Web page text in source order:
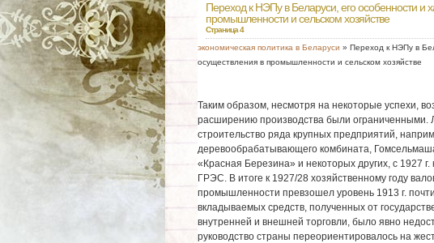
Переход к НЭПу в Беларуси, его особенности и
промышленности и сельском хозяйстве
Страница 4
экономическая политика в Беларуси » Переход к НЭПу в
осуществления в промышленности и сельском хозяйстве
Таким образом, несмотря на некоторые успехи,
расширению производства были ограниченными.
строительство ряда крупных предприятий,
деревообрабатывающего комбината,
«Красная Березина» и некоторых других, с 1927
ГРЭС. В итоге к 1927/28 хозяйственному году
промышленности превзошел уровень 1913 г.
вкладываемых средств, полученных от
внутренней и внешней торговли, было явно
руководство страны переориентировалось на